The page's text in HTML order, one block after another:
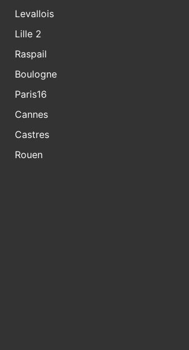
Levallois
Lille 2
Raspail
Boulogne
Paris16
Cannes
Castres
Rouen